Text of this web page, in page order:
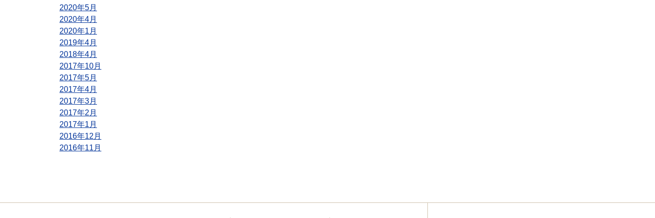
2020年5月
2020年4月
2020年1月
2019年4月
2018年4月
2017年10月
2017年5月
2017年4月
2017年3月
2017年2月
2017年1月
2016年12月
2016年11月